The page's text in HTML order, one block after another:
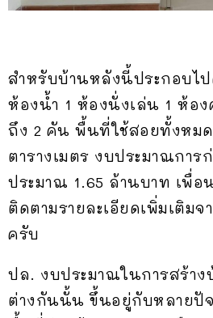
สำหรับบ้านหลังนี้ประกอบไ
ห้องน้ำ 1 ห้องนั่งเล่น 1 ห้อ
ถึง 2 คัน พื้นที่ใช้สอยทั้งหมด
ตารางเมตร งบประมาณการ
ประมาณ 1.65 ล้านบาท เพื่อ
ติดตามรายละเอียดเพิ่มเติมจ
ครับ
ปล. งบประมาณในการสร้า
ต่างกันนั้น ขึ้นอยู่กับหลายปัจ